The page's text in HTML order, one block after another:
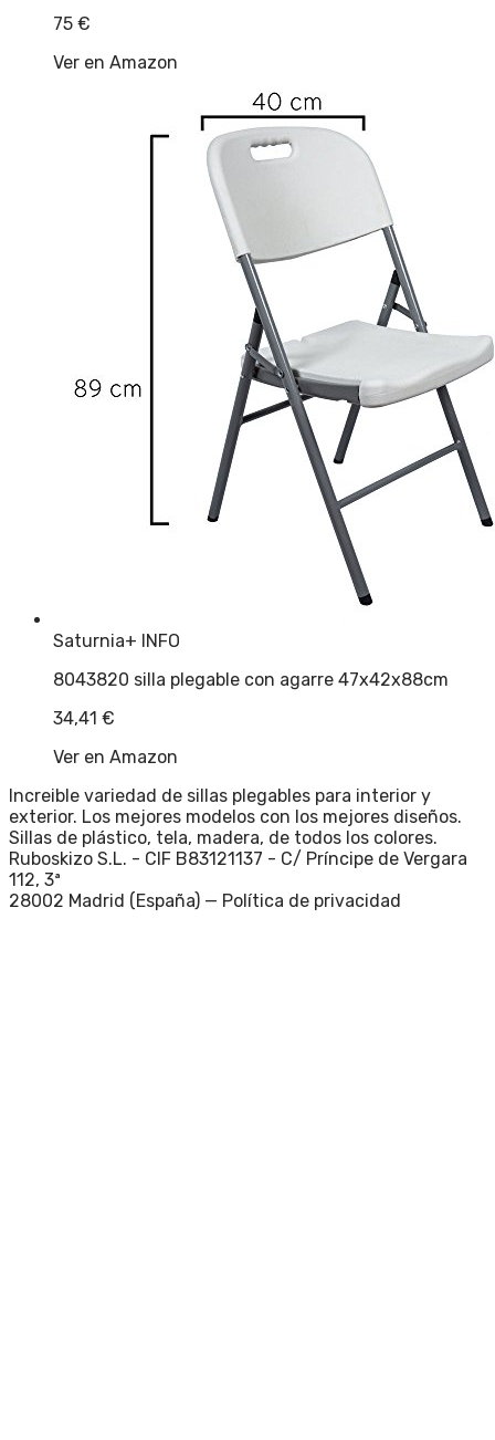
75 €
Ver en Amazon
Saturnia+ INFO
8043820 silla plegable con agarre 47x42x88cm
34,41 €
Ver en Amazon
Increible variedad de sillas plegables para interior y
exterior. Los mejores modelos con los mejores diseños.
Sillas de plástico, tela, madera, de todos los colores.
Ruboskizo S.L. - CIF B83121137 - C/ Príncipe de Vergara
112, 3ª
28002 Madrid (España) — Política de privacidad